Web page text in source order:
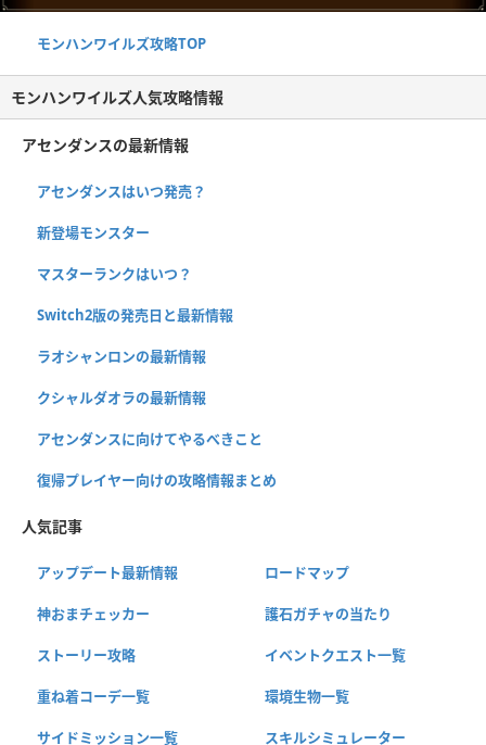
モンハンワイルズ攻略TOP
モンハンワイルズ人気攻略情報
アセンダンスの最新情報
アセンダンスはいつ発売？
新登場モンスター
マスターランクはいつ？
Switch2版の発売日と最新情報
ラオシャンロンの最新情報
クシャルダオラの最新情報
アセンダンスに向けてやるべきこと
復帰プレイヤー向けの攻略情報まとめ
人気記事
アップデート最新情報 ロードマップ
神おまチェッカー 護石ガチャの当たり
ストーリー攻略 イベントクエスト一覧
重ね着コーデ一覧 環境生物一覧
サイドミッション一覧 スキルシミュレーター